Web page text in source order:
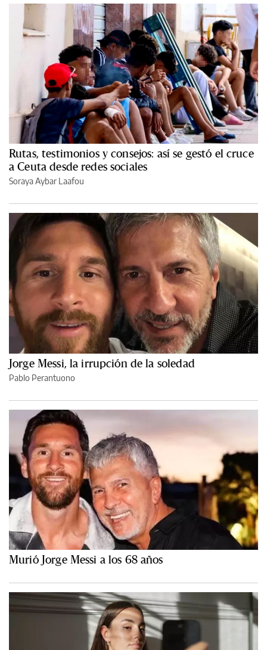
Rutas, testimonios y consejos: así se gestó el cruce
a Ceuta desde redes sociales
Soraya Aybar Laafou
Jorge Messi, la irrupción de la soledad
Pablo Perantuono
Murió Jorge Messi a los 68 años